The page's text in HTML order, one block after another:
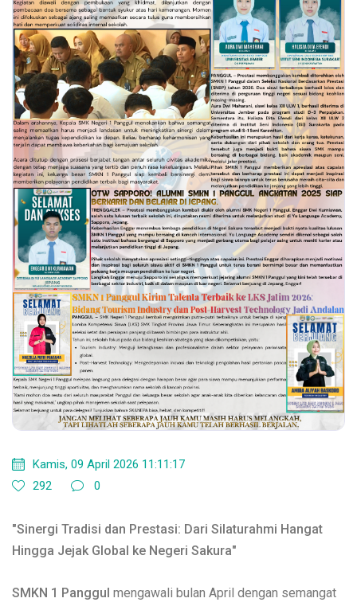
Kamis, 09 April 2026 11:11:17
292
0
"Sinergi Tradisi dan Prestasi: Dari Silaturahmi Hangat
Hingga Jejak Global ke Negeri Sakura"
SMKN 1 Panggul mengawali bulan April dengan semangat